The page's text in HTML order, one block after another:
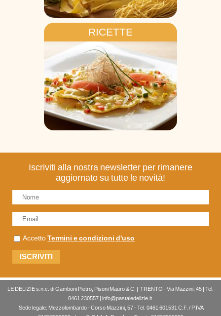
RICETTE
Iscriviti alla nostra newsletter per rimanere
aggiornato su tutte le novità!
AccettoTermini e condizioni d'uso
LE DELIZIE s.n.c. di Gamboni Pietro, Pisoni Mauro & C. | TRENTO - Via Mazzini, 45 | Tel.
0461 230557 | info@pastaledelizie.it
Sede legale: Mezzolombardo - Corso Mazzini, 57 - Tel. 0461 601531 C.F. / P.IVA